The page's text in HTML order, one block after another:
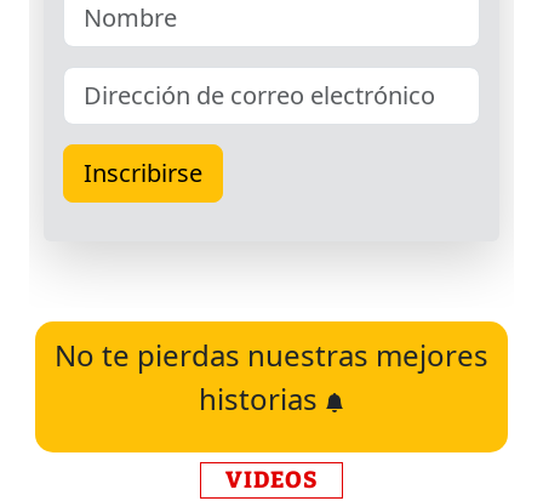
No te pierdas nuestras mejores
historias
VIDEOS